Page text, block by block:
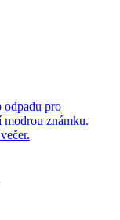
odpadu pro
modrou známku.